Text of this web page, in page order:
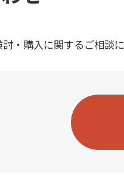
・購入に関するご相談